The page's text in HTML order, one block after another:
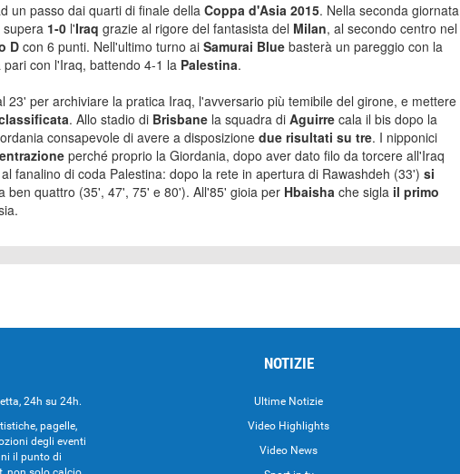
un passo dai quarti di finale della Coppa d'Asia 2015. Nella seconda giornata
supera 1-0 l'Iraq grazie al rigore del fantasista del Milan, al secondo centro nel
D con 6 punti. Nell'ultimo turno ai Samurai Blue basterà un pareggio con la
con l'Iraq, battendo 4-1 la Palestina.
23' per archiviare la pratica Iraq, l'avversario più temibile del girone, e mettere
. Allo stadio di Brisbane la squadra di Aguirre cala il bis dopo la
consapevole di avere a disposizione due risultati su tre. I nipponici
perché proprio la Giordania, dopo aver dato filo da torcere all'Iraq
fanalino di coda Palestina: dopo la rete in apertura di Rawashdeh (33') si
ben quattro (35', 47', 75' e 80'). All'85' gioia per Hbaisha che sigla il primo
24h su 24h.
pagelle,
degli eventi
il punto di
NOTIZIE
Ultime Notizie
Video Highlights
Video News